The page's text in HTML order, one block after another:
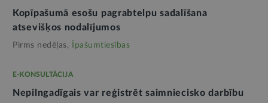
Kopīpašumā esošu pagrabtelpu sadalīšana
atsevišķos nodalījumos
Pirms nedēļas, Īpašumtiesības
E-KONSULTĀCIJA
Nepilngadīgais var reģistrēt saimniecisko darbību